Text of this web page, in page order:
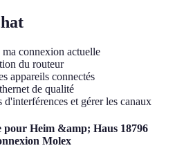
connexion actuelle
du routeur
appareils connectés
de qualité
et gérer les canaux
Heim &amp; Haus 18796
Molex